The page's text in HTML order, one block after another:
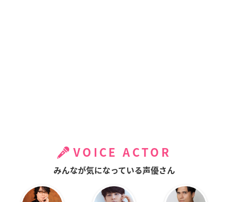
VOICE ACTOR
みんなが気になっている声優さん